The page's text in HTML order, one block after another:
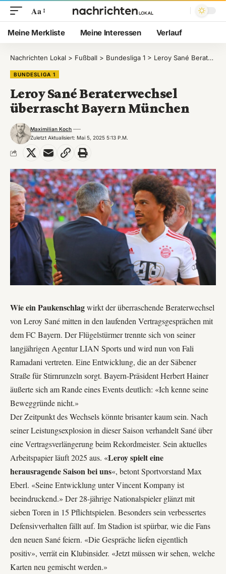
Aa
Meine Merkliste Meine Interessen Verlauf
Nachrichten Lokal > Fußball > Bundesliga 1 > Leroy Sané Beraterwechsel überrascht Bayern München
BUNDESLIGA 1
Leroy Sané Beraterwechsel
überrascht Bayern München
Zuletzt Aktualisiert: Mai 5, 2025 5:13 P.m.
Maximilian Koch
Wie ein Paukenschlagwirkt der überraschende Beraterwechsel
von Leroy Sané mitten in den laufenden Vertragsgesprächen mit
demFC Bayern. Der Flügelstürmer trennte sich von seiner
langjährigen Agentur LIAN Sports und wird nun von Fali
Ramadani vertreten. Eine Entwicklung, die an der Säbener
Straße für Stirnrunzeln sorgt. Bayern-Präsident Herbert Hainer
äußerte sich am Rande eines Events deutlich: «Ich kenne seine
Beweggründe nicht.»
Der Zeitpunkt des Wechsels könnte brisanter kaum sein. Nach
seiner Leistungsexplosion in dieser Saison verhandelt Sané über
eine Vertragsverlängerung beim Rekordmeister. Sein aktuelles
Arbeitspapier läuft 2025 aus. «Leroy spielt eine
herausragende Saison bei uns«, betont Sportvorstand Max
Eberl. «Seine Entwicklung unter Vincent Kompany ist
beeindruckend.» Der 28-jährige Nationalspieler glänzt mit
sieben Toren in 15 Pflichtspielen. Besonders sein verbessertes
Defensivverhalten fällt auf. Im Stadion ist spürbar, wie die Fans
den neuen Sané feiern. «Die Gespräche liefen eigentlich
positiv», verrät ein Klubinsider. «Jetzt müssen wir sehen, welche
Karten neu gemischt werden.»